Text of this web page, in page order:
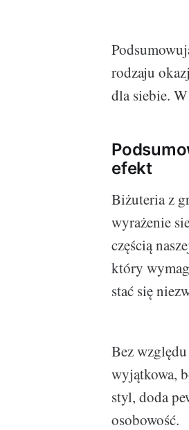
rodzaju
dla siebie.
efekt
Biżuteria z
wyrażenie
częścią
który
stać się
Bez
wyjątkowa,
styl, doda
osobowość.